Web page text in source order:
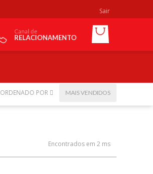
Sair
Canal de
RELACIONAMENTO
ORDENADO POR MAIS VENDIDOS
Encontrados em 2 ms